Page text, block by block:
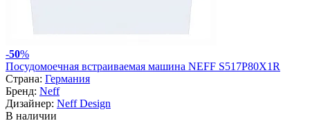
-50%
Посудомоечная встраиваемая машина NEFF S517P80X1R
Страна: Германия
Бренд: Neff
Дизайнер: Neff Design
В наличии